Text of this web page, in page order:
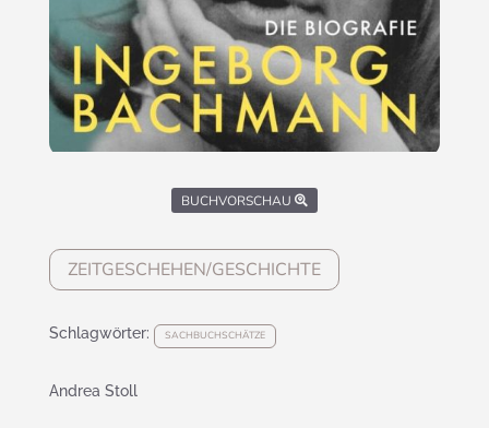
BUCHVORSCHAU
ZEITGESCHEHEN/GESCHICHTE
Schlagwörter: SACHBUCHSCHÄTZE
Andrea Stoll